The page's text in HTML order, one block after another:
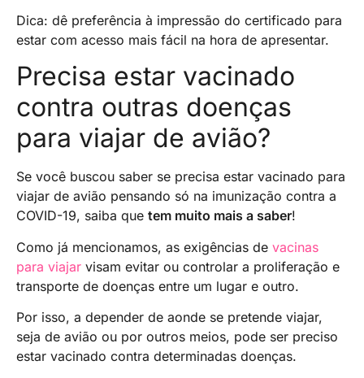
Dica: dê preferência à impressão do certificado para
estar com acesso mais fácil na hora de apresentar.
Precisa estar vacinado
contra outras doenças
para viajar de avião?
Se você buscou saber se precisa estar vacinado para
viajar de avião pensando só na imunização contra a
COVID-19, saiba que tem muito mais a saber!
Como já mencionamos, as exigências de vacinas
para viajar visam evitar ou controlar a proliferação e
transporte de doenças entre um lugar e outro.
Por isso, a depender de aonde se pretende viajar,
seja de avião ou por outros meios, pode ser preciso
estar vacinado contra determinadas doenças.